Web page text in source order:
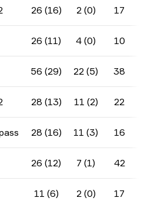
26 (16) 2 (0) 17
26 (11) 4 (0) 10
56 (29) 22 (5) 38
28 (13) 11 (2) 22
28 (16) 11 (3) 16
26 (12) 7 (1) 42
11 (6) 2 (0) 17